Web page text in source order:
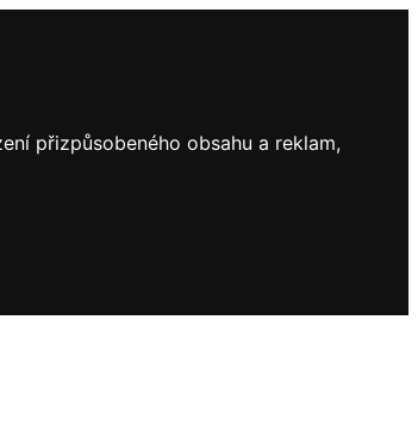
přizpůsobeného obsahu a reklam,